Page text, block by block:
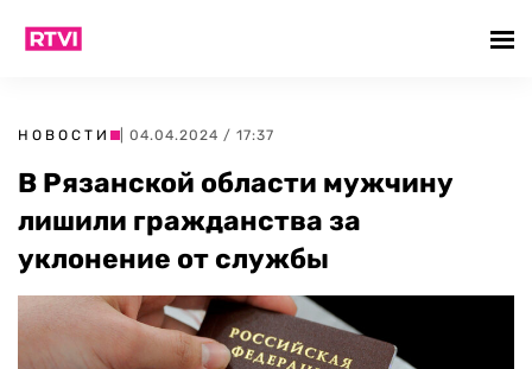
НОВОСТИ | 04.04.2024 / 17:37
В Рязанской области мужчину
лишили гражданства за
уклонение от службы